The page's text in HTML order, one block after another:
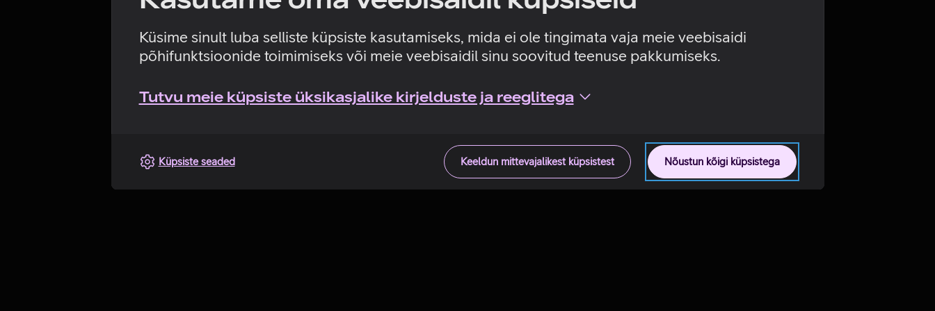
Küsime sinult luba selliste küpsiste kasutamiseks, mida ei ole tingimata vaja meie veebisaidi
põhifunktsioonide toimimiseks või meie veebisaidil sinu soovitud teenuse pakkumiseks.
Tutvu meie küpsiste üksikasjalike kirjelduste ja reeglitega
Nõustun kõigi küpsistega
Keeldun mittevajalikest küpsistest
Küpsiste seaded